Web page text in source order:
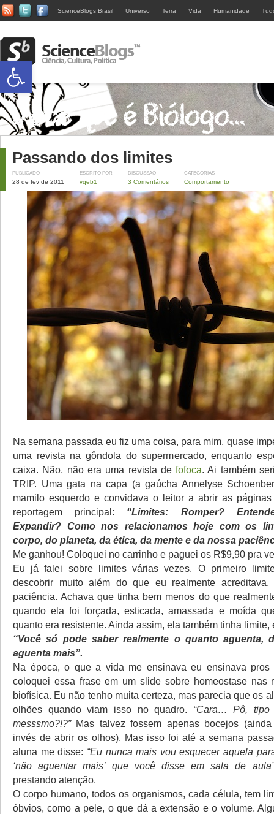
ScienceBlogs Brasil Universo Terra Vida Humanidade
Passando dos limites
PUBLICADO
28 de fev de 2011
ESCRITO POR
vqeb1
DISCUSSÃO
3 Comentários
CATEGORIAS
Comportamento
Na semana passada eu fiz uma coisa, para mim, quase
uma revista na gôndola do supermercado, enquanto
caixa. Não, não era uma revista defofoca. Ai também
TRIP. Uma gata na capa (a gaúcha Annelyse
mamilo esquerdo e convidava o leitor a abrir as
reportagem principal: “Limites: Romper?
Expandir? Como nos relacionamos hoje com os
corpo, do planeta, da ética, da mente e da nossa
Me ganhou! Coloquei no carrinho e paguei os R$9,90 pra
Eu já falei sobre limites várias vezes. O primeiro
descobrir muito além do que eu realmente
paciência. Achava que tinha bem menos do que
quando ela foi forçada, esticada, amassada e moída
quanto era resistente. Ainda assim, ela também tinha limite,
“Você só pode saber realmente o quanto aguenta,
aguenta mais”.
Na época, o que a vida me ensinava eu ensinava pros
coloquei essa frase em um slide sobre homeostase nas
biofísica. Eu não tenho muita certeza, mas parecia que os
olhões quando viam isso no quadro. “Cara… Pô,
messsmo?!?” Mas talvez fossem apenas bocejos
invés de abrir os olhos). Mas isso foi até a semana
aluna me disse: “Eu nunca mais vou esquecer aquela
‘não aguentar mais’ que você disse em sala de
prestando atenção.
O corpo humano, todos os organismos, cada célula, tem
óbvios, como a pele, o que dá a extensão e o volume.
Abrir a barra de ferramentas